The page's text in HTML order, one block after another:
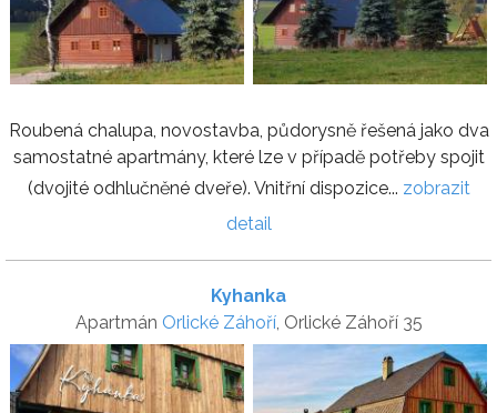
Roubená chalupa, novostavba, půdorysně řešená jako dva
samostatné apartmány, které lze v případě potřeby spojit
(dvojité odhlučněné dveře). Vnitřní dispozice... zobrazit
detail
Kyhanka
Apartmán Orlické Záhoří, Orlické Záhoří 35